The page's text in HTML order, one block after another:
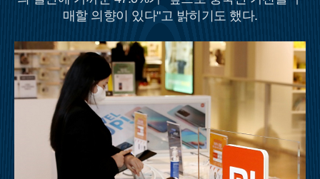
매할 의향이 있다"고 밝히기도 했다.